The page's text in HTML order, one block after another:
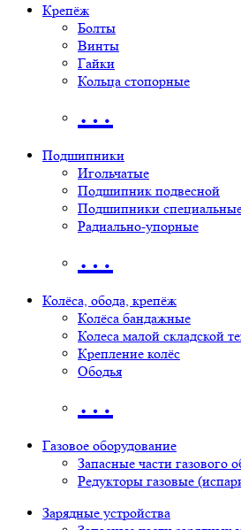
Крепёж
Болты
Винты
Гайки
Кольца стопорные
…
Подшипники
Игольчатые
Подшипник подвесной
Подшипники
Радиально-упорные
…
Колёса, обода, крепёж
Колёса бандажные
Колеса малой складской
Крепление колёс
Ободья
…
Газовое оборудование
Запасные части газового
Редукторы газовые
Зарядные устройства